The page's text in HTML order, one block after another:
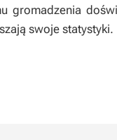
gromadzenia
swoje statystyki.